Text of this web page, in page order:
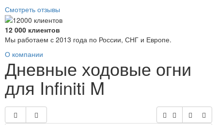
Смотреть отзывы
12 000 клиентов
Мы работаем с 2013 года по России, СНГ и Европе.
О компании
Дневные ходовые огни
для Infiniti M